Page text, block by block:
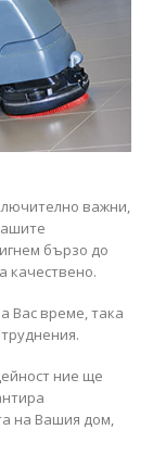
важни,
бързо до
качествено.
Вас време, така
ние ще
на Вашия дом,